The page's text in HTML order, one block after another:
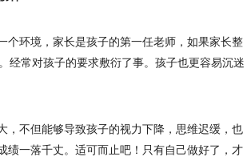
个环境，家长是孩子的第一任老师，如果家长整
经常对孩子的要求敷衍了事。孩子也更容易沉迷
，不但能够导致孩子的视力下降，思维迟缓，也
绩一落千丈。适可而止吧！只有自己做好了，才